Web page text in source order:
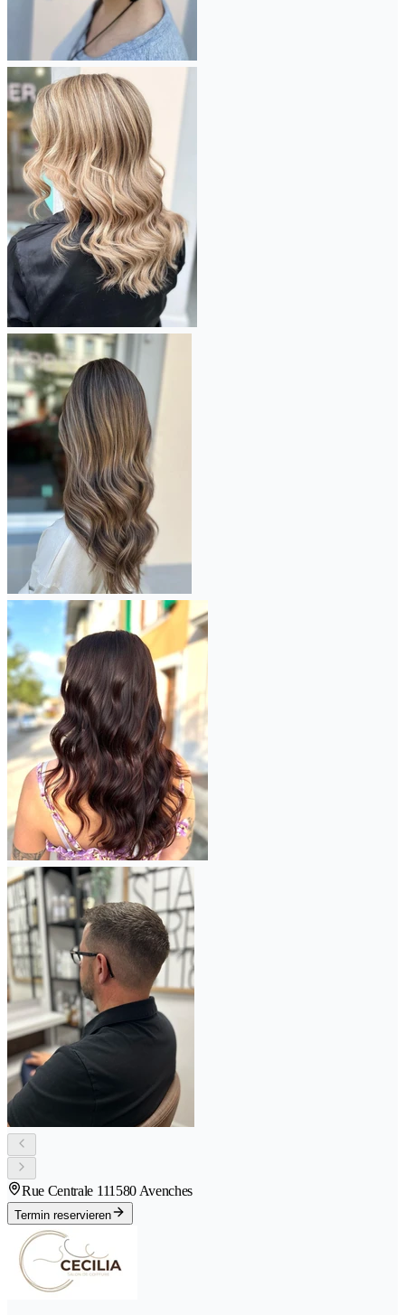
Rue Centrale 111580 Avenches
Termin reservieren